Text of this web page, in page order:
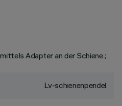
Adapter an der Schiene.;
Lv-schienenpendel